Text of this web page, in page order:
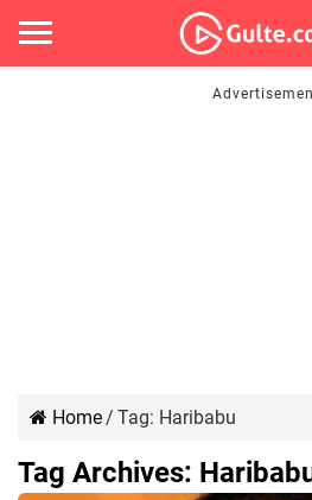
Home/ Tag: Haribabu
Tag Archives: